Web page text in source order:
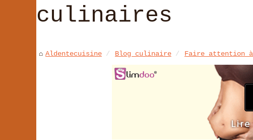
culinaires
Aldentecuisine Blog culinaire Faire attention